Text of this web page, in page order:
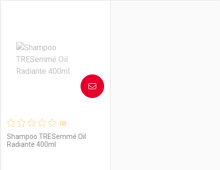
Laboratório
Por Menos
(0)
Shampoo TRESemmé Oil
Radiante 400ml
AVISE-ME